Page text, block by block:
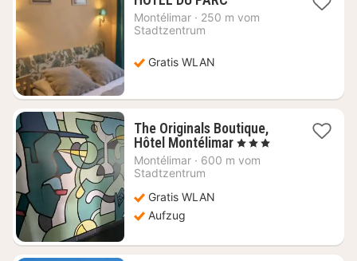
Nacht
Montélimar · 250 m vom
Stadtzentrum
Gratis WLAN
The Originals Boutique,
Hôtel Montélimar1
Nacht
, 3 Sterne
Montélimar · 600 m vom
Stadtzentrum
Gratis WLAN
Aufzug